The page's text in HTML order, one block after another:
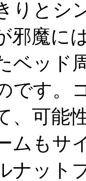
りとシ
邪魔に
ベッド
です。
、可能
ムもサ
ナット